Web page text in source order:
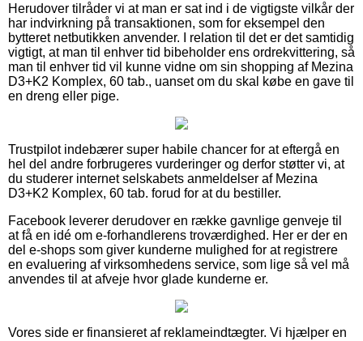
Herudover tilråder vi at man er sat ind i de vigtigste vilkår der
har indvirkning på transaktionen, som for eksempel den
bytteret netbutikken anvender. I relation til det er det samtidig
vigtigt, at man til enhver tid bibeholder ens ordrekvittering, så
man til enhver tid vil kunne vidne om sin shopping af Mezina
D3+K2 Komplex, 60 tab., uanset om du skal købe en gave til
en dreng eller pige.
Trustpilot indebærer super habile chancer for at eftergå en
hel del andre forbrugeres vurderinger og derfor støtter vi, at
du studerer internet selskabets anmeldelser af Mezina
D3+K2 Komplex, 60 tab. forud for at du bestiller.
Facebook leverer derudover en række gavnlige genveje til
at få en idé om e-forhandlerens troværdighed. Her er der en
del e-shops som giver kunderne mulighed for at registrere
en evaluering af virksomhedens service, som lige så vel må
anvendes til at afveje hvor glade kunderne er.
Vores side er finansieret af reklameindtægter. Vi hjælper en